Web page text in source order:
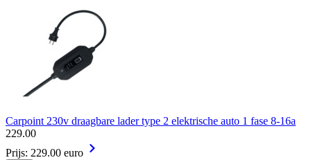
Carpoint 230v draagbare lader type 2 elektrische auto 1 fase 8-16a
229.00
Prijs: 229.00 euro